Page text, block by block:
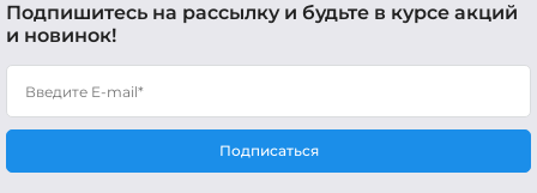
Подпишитесь на рассылку и будьте в курсе акций
и новинок!
Подписаться